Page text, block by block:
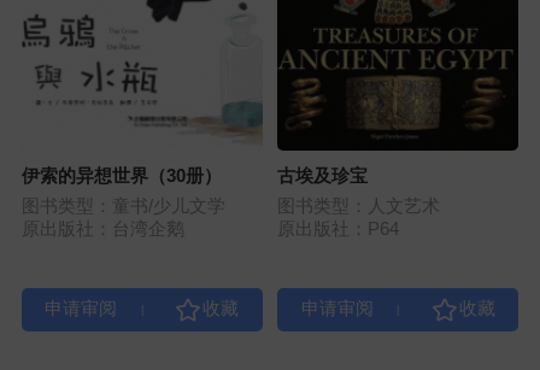
伊索的异想世界（30册）
图书类型：童书/少儿文学
原出版社：台湾企鹅
古埃及珍宝
图书类型：人文艺术
原出版社：P64